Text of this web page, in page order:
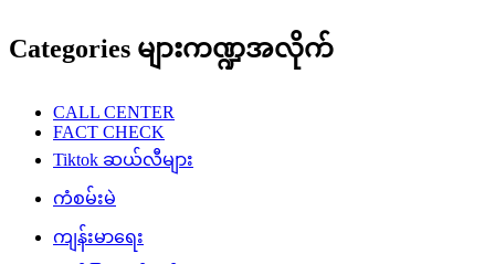
Categories များကဏ္ဍအလိုက်
CALL CENTER
FACT CHECK
Tiktok ဆယ်လီများ
ကံစမ်းမဲ
ကျန်းမာရေး